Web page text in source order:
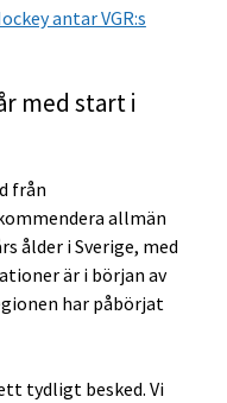
antar VGR:s
med start i
från
allmän
ålder i Sverige, med
är i början av
har påbörjat
tydligt besked. Vi